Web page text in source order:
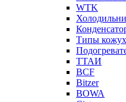
WTK
Типы
ТТАИ
BCF
Bitzer
BOWA